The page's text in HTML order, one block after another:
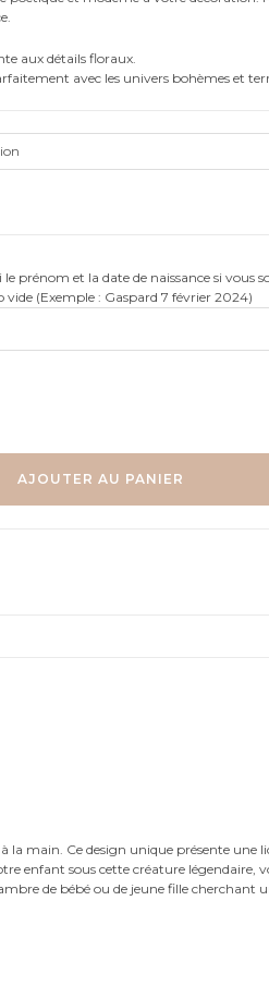
aux détails floraux.
avec les univers bohèmes et
prénom et la date de naissance si vous
(Exemple : Gaspard 7 février 2024)
AJOUTER AU PANIER
la main. Ce design unique présente une
enfant sous cette créature légendaire,
de bébé ou de jeune fille cherchant